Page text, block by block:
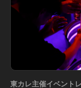
東カレ主催イベント